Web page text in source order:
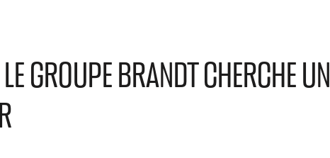
GROUPE BRANDT CHERCHE UN